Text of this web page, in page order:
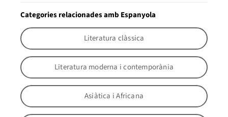
Categories relacionades amb Espanyola
Literatura clàssica
Literatura moderna i contemporània
Asiàtica i Africana